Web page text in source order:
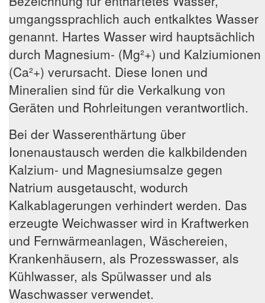
umgangssprachlich auch entkalktes Wasser
genannt. Hartes Wasser wird hauptsächlich
durch Magnesium- (Mg²+) und Kalziumionen
(Ca²+) verursacht. Diese Ionen und
Mineralien sind für die Verkalkung von
Geräten und Rohrleitungen verantwortlich.
Bei der Wasserenthärtung über
Ionenaustausch werden die kalkbildenden
Kalzium- und Magnesiumsalze gegen
Natrium ausgetauscht, wodurch
Kalkablagerungen verhindert werden. Das
erzeugte Weichwasser wird in Kraftwerken
und Fernwärmeanlagen, Wäschereien,
Krankenhäusern, als Prozesswasser, als
Kühlwasser, als Spülwasser und als
Waschwasser verwendet.